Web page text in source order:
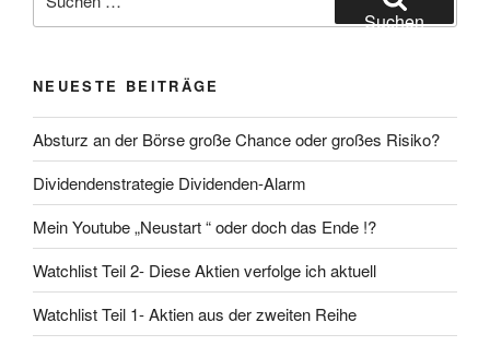
nach:
Suchen
NEUESTE BEITRÄGE
Absturz an der Börse große Chance oder großes Risiko?
Dividendenstrategie Dividenden-Alarm
Mein Youtube „Neustart “ oder doch das Ende !?
Watchlist Teil 2- Diese Aktien verfolge ich aktuell
Watchlist Teil 1- Aktien aus der zweiten Reihe